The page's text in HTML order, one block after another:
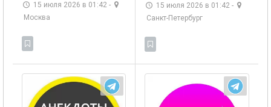
15 июля 2026 в 01:42 -
Москва
15 июля 2026 в 01:42 -
Санкт-Петербург